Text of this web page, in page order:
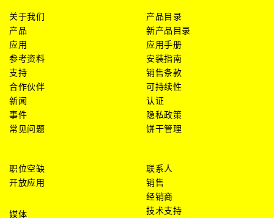
关于我们
产品
应用
参考资料
支持
合作伙伴
新闻
事件
常见问题
产品目录
新产品目录
应用手册
安装指南
销售条款
可持续性
认证
隐私政策
饼干管理
职位空缺
开放应用
媒体
联系人
销售
经销商
技术支持